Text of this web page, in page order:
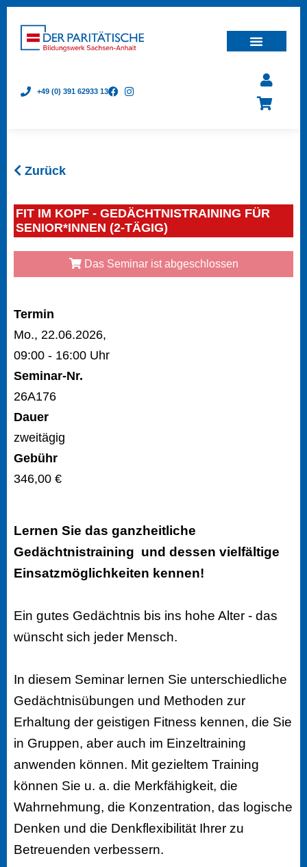
+49 (0) 391 62933 13
Zurück
FIT IM KOPF - GEDÄCHTNISTRAINING FÜR
SENIOR*INNEN (2-TÄGIG)
Das Seminar ist abgeschlossen
Termin
Mo., 22.06.2026,
09:00 - 16:00 Uhr
Seminar-Nr.
26A176
Dauer
zweitägig
Gebühr
346,00 €
Lernen Sie das ganzheitliche
Gedächtnistraining und dessen vielfältige
Einsatzmöglichkeiten kennen!
Ein gutes Gedächtnis bis ins hohe Alter - das
wünscht sich jeder Mensch.
In diesem Seminar lernen Sie unterschiedliche
Gedächtnisübungen und Methoden zur
Erhaltung der geistigen Fitness kennen, die Sie
in Gruppen, aber auch im Einzeltraining
anwenden können. Mit gezieltem Training
können Sie u. a. die Merkfähigkeit, die
Wahrnehmung, die Konzentration, das logische
Denken und die Denkflexibilität Ihrer zu
Betreuenden verbessern.